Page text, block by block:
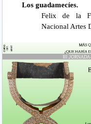
Los guadamecíes.
Felix de la
Nacional Artes
diapositiva3.jpg